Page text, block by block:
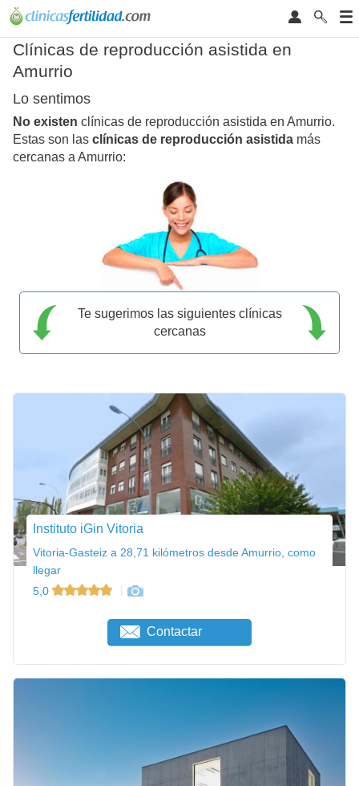
Clínicas de reproducción asistida en
Amurrio
Lo sentimos
No existen clínicas de reproducción asistida en Amurrio.
Estas son las clínicas de reproducción asistida más
cercanas a Amurrio:
Te sugerimos las siguientes clínicas
cercanas
Instituto iGin Vitoria
Vitoria-Gasteiz a 28,71 kilómetros desde Amurrio, como
llegar
5,0
Contactar